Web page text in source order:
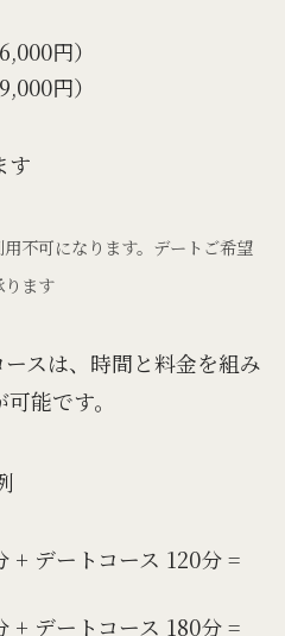
円）
円）
す
用不可になります。デートご希望
ります
スは、時間と料金を組み
能です。
+ デートコース 120分 =
+ デートコース 180分 =